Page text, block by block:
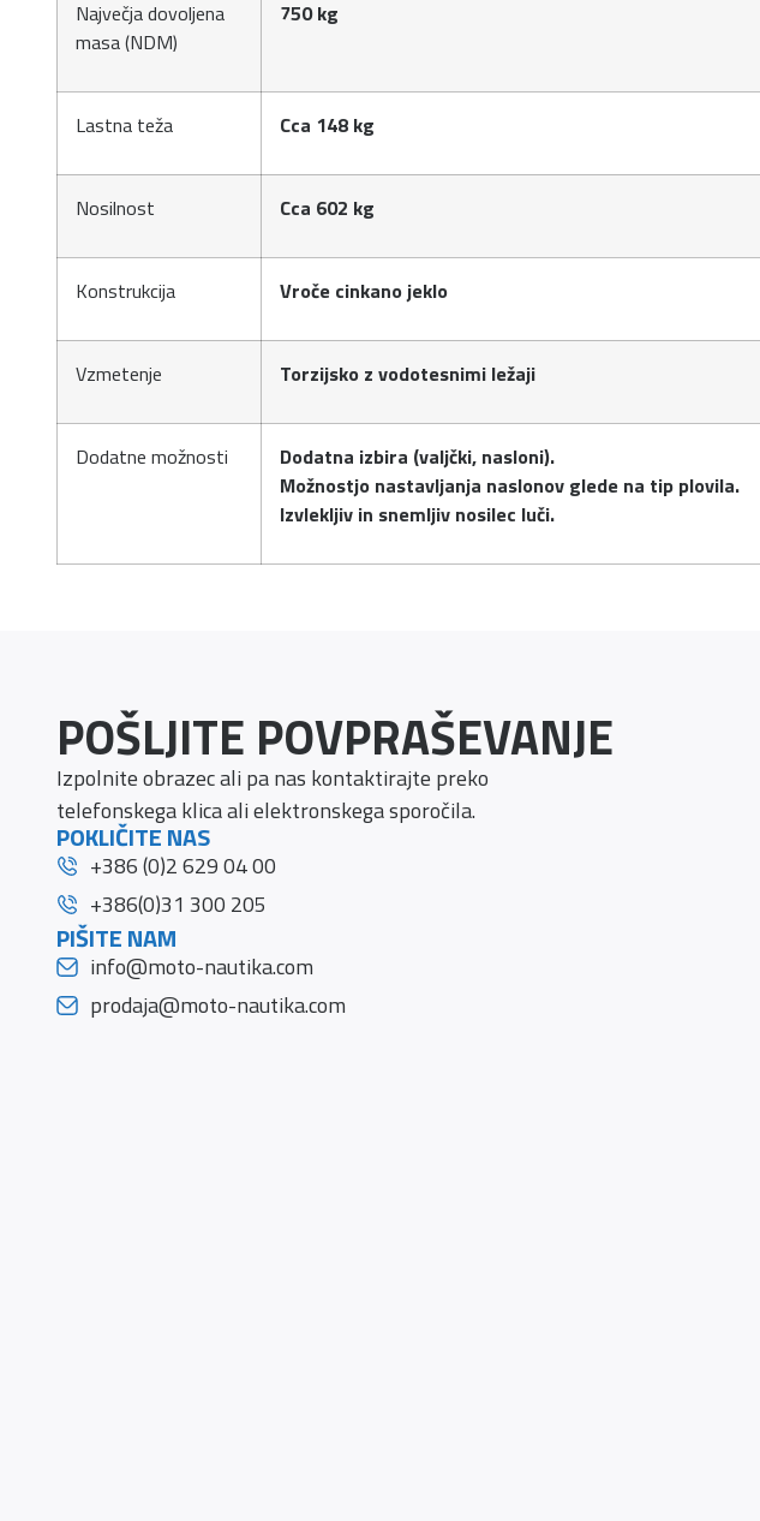
Največja dovoljena
masa (NDM)
750 kg
Lastna teža Cca 148 kg
Nosilnost Cca 602 kg
Konstrukcija Vroče cinkano jeklo
Vzmetenje Torzijsko z vodotesnimi ležaji
Dodatne možnosti
Dodatna izbira (valjčki, nasloni).
Možnostjo nastavljanja naslonov glede na tip plovila.
Izvlekljiv in snemljiv nosilec luči.
POŠLJITE POVPRAŠEVANJE
Izpolnite obrazec ali pa nas kontaktirajte preko
telefonskega klica ali elektronskega sporočila.
POKLIČITE NAS
+386 (0)2 629 04 00
+386(0)31 300 205
PIŠITE NAM
info@moto-nautika.com
prodaja@moto-nautika.com